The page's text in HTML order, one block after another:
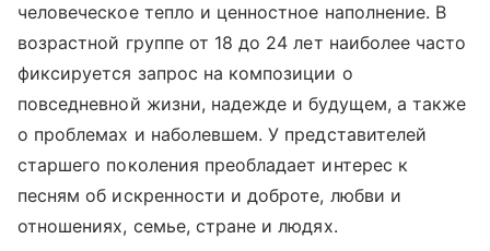
человеческое тепло и ценностное наполнение. В
возрастной группе от 18 до 24 лет наиболее часто
фиксируется запрос на композиции о
повседневной жизни, надежде и будущем, а также
о проблемах и наболевшем. У представителей
старшего поколения преобладает интерес к
песням об искренности и доброте, любви и
отношениях, семье, стране и людях.